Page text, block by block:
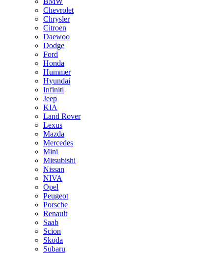
Chevrolet
Chrysler
Citroen
Daewoo
Dodge
Ford
Honda
Hummer
Hyundai
Infiniti
Jeep
KIA
Land Rover
Lexus
Mazda
Mercedes
Mini
Mitsubishi
Nissan
NIVA
Opel
Peugeot
Porsche
Renault
Saab
Scion
Skoda
Subaru